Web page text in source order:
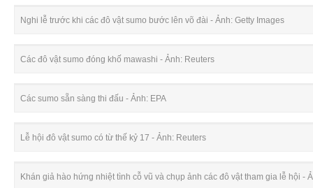
Nghi lễ trước khi các đô vật sumo bước lên võ đài - Ảnh: Getty Images
Các đô vật sumo đóng khố mawashi - Ảnh: Reuters
Các sumo sẵn sàng thi đấu - Ảnh: EPA
Lễ hội đô vật sumo có từ thế kỷ 17 - Ảnh: Reuters
Khán giả hào hứng nhiệt tình cỗ vũ và chụp ảnh các đô vật tham gia lễ hội -